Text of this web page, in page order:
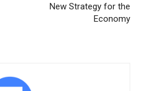
New Strategy for the
Economy